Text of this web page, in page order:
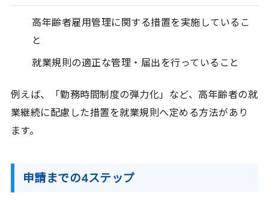
高年齢者雇用管理に関する措置を実施しているこ
と
就業規則の適正な管理・届出を行っていること
例えば、「勤務時間制度の弾力化」など、高年齢者の就
業継続に配慮した措置を就業規則へ定める方法があり
ます。
申請までの4ステップ